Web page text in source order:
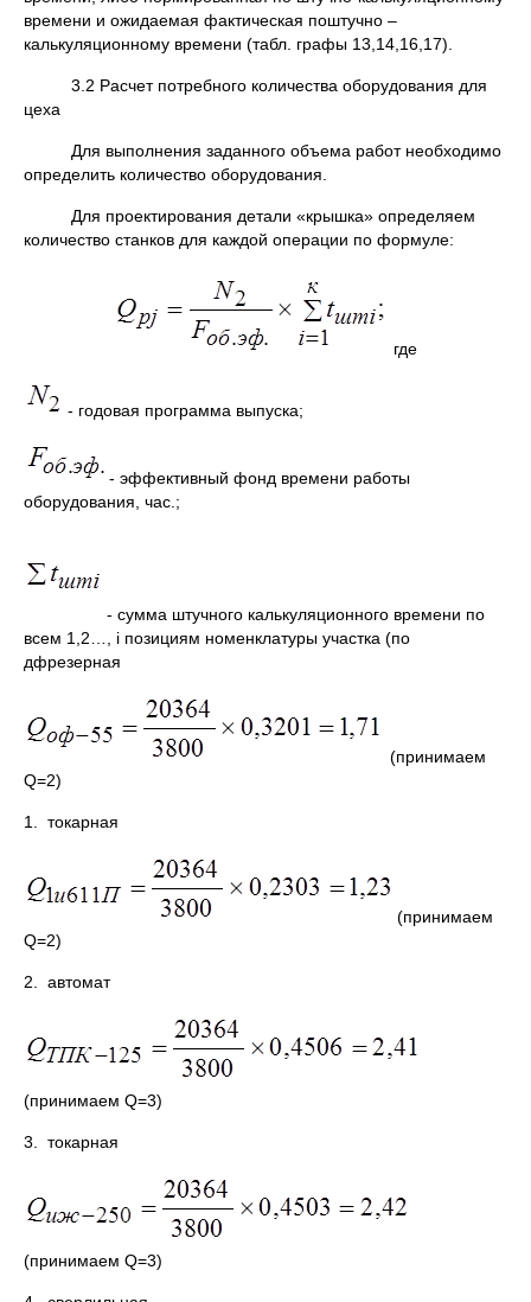
времени и ожидаемая фактическая поштучно –
калькуляционному времени (табл. графы 13,14,16,17).
3.2 Расчет потребного количества оборудования для
цеха
Для выполнения заданного объема работ необходимо
определить количество оборудования.
Для проектирования детали «крышка» определяем
количество станков для каждой операции по формуле:
где
- годовая программа выпуска;
- эффективный фонд времени работы
оборудования, час.;
- сумма штучного калькуляционного времени по
всем 1,2…, i позициям номенклатуры участка (по
дфрезерная
(принимаем
Q=2)
1. токарная
(принимаем
Q=2)
2. автомат
(принимаем Q=3)
3. токарная
(принимаем Q=3)